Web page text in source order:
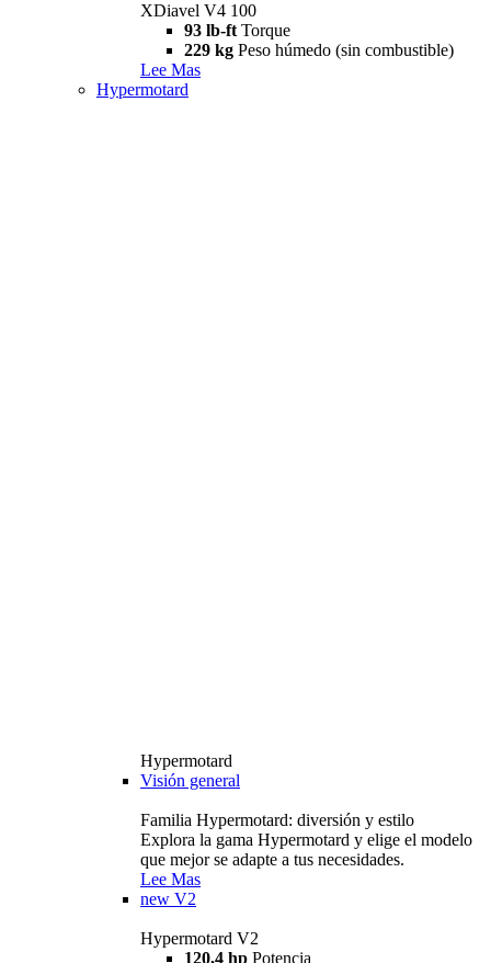
XDiavel V4 100
93 lb-ft Torque
229 kg Peso húmedo (sin combustible)
Lee Mas
Hypermotard
Hypermotard
Visión general
Familia Hypermotard: diversión y estilo
Explora la gama Hypermotard y elige el modelo
que mejor se adapte a tus necesidades.
Lee Mas
new V2
Hypermotard V2
120,4 hp Potencia